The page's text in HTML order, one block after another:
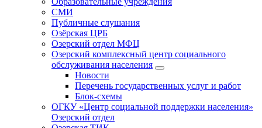
СМИ
Публичные слушания
Озёрская ЦРБ
Озерский отдел МФЦ
Озерский комплексный центр социального
обслуживания населения
Новости
Перечень государственных услуг и работ
Блок-схемы
ОГКУ «Центр социальной поддержки населения»
Озерский отдел